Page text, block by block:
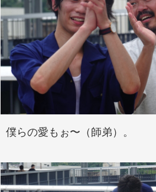
僕らの愛もぉ〜（師弟）。